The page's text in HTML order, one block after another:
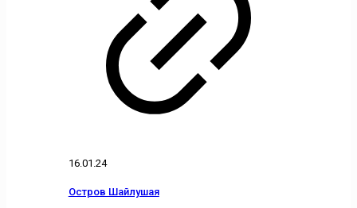
16.01.24
Остров Шайлушая